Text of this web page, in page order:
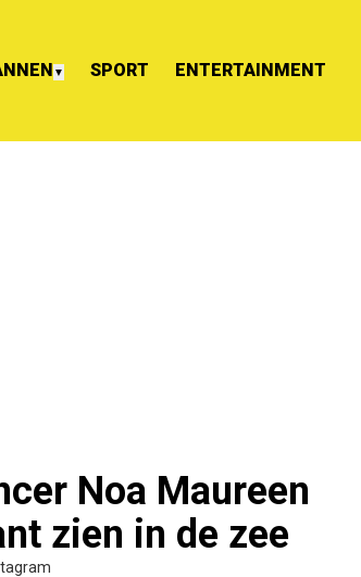
▼ SPORT ENTERTAINMENT
Noa Maureen
zien in de zee